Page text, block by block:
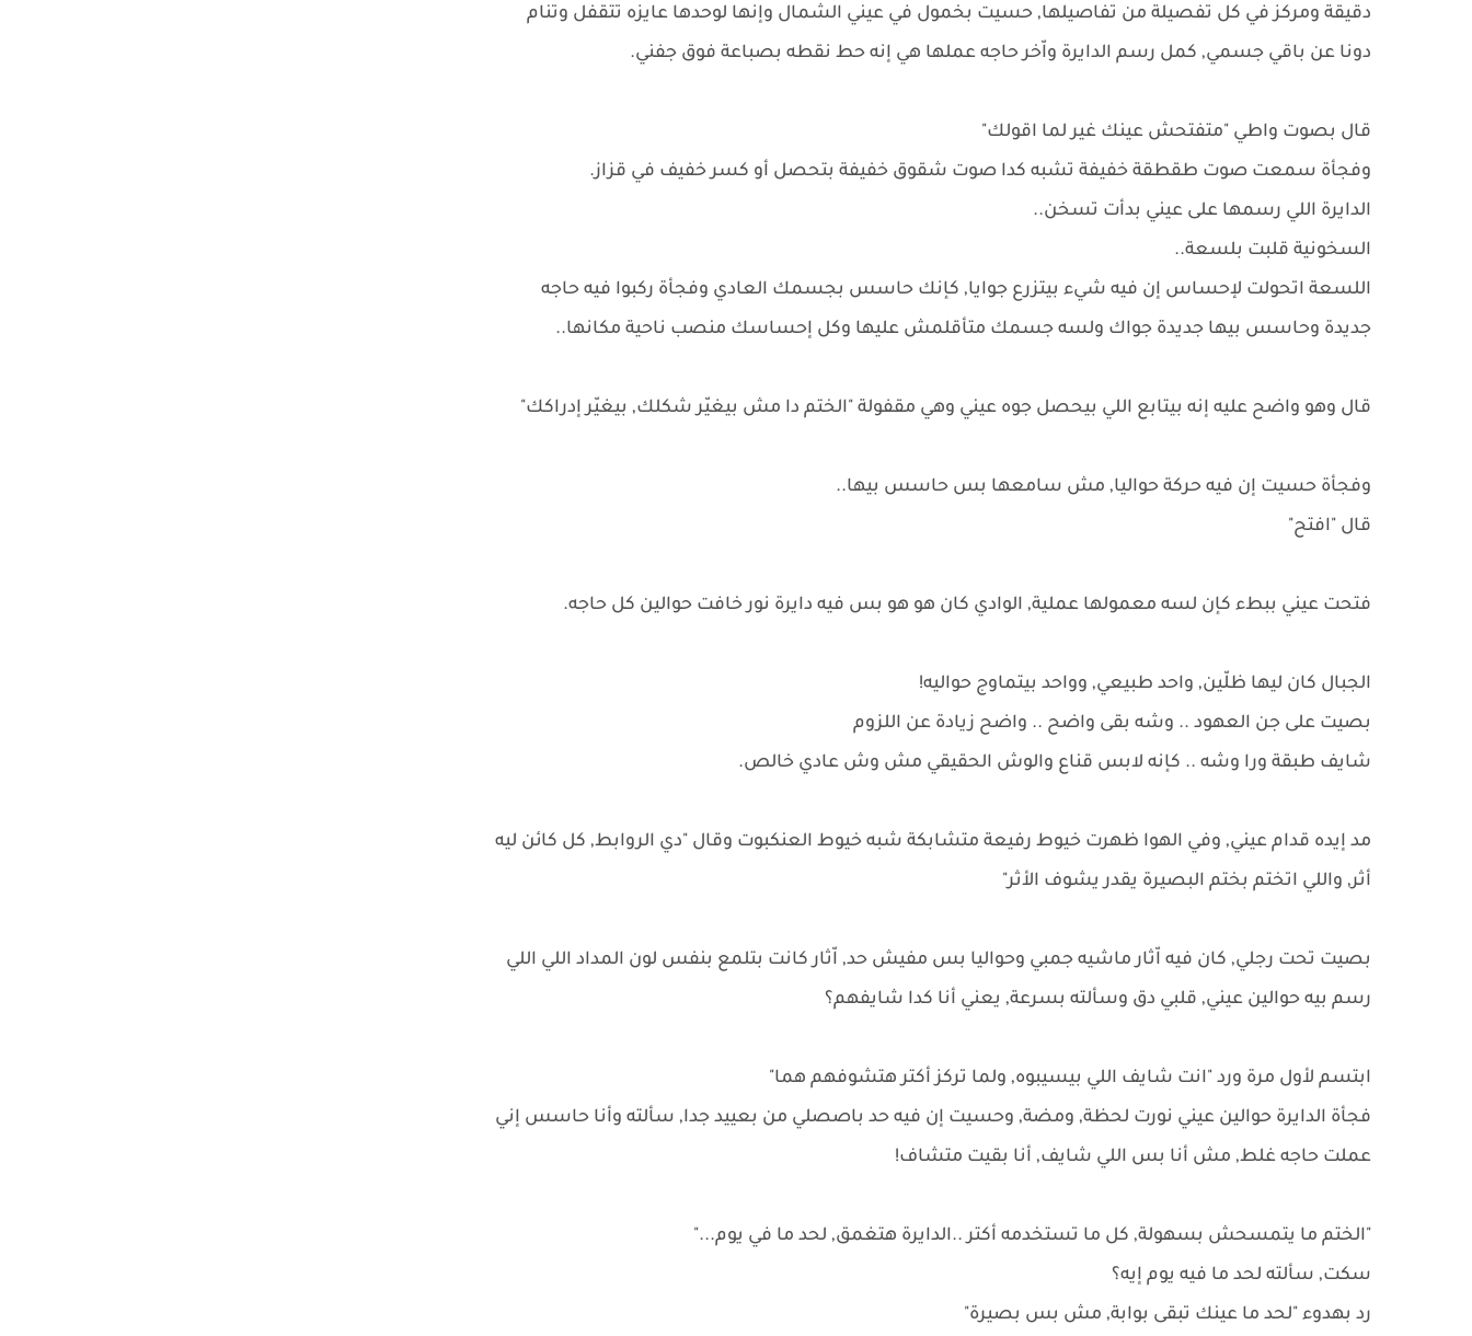
دقيقة ومركز في كل تفصيلة من تفاصيلها, حسيت بخمول في عيني الشمال وإنها لوحدها عايزه تتقفل وتنام
دونا عن باقي جسمي, كمل رسم الدايرة واّخر حاجه عملها هي إنه حط نقطه بصباعة فوق جفني.
قال بصوت واطي "متفتحش عينك غير لما اقولك"
وفجأة سمعت صوت طقطقة خفيفة تشبه كدا صوت شقوق خفيفة بتحصل أو كسر خفيف في قزاز.
الدايرة اللي رسمها على عيني بدأت تسخن..
السخونية قلبت بلسعة..
اللسعة اتحولت لإحساس إن فيه شيء بيتزرع جوايا, كإنك حاسس بجسمك العادي وفجأة ركبوا فيه حاجه
جديدة وحاسس بيها جديدة جواك ولسه جسمك متأقلمش عليها وكل إحساسك منصب ناحية مكانها..
قال وهو واضح عليه إنه بيتابع اللي بيحصل جوه عيني وهي مقفولة "الختم دا مش بيغيّر شكلك, بيغيّر إدراكك"
وفجأة حسيت إن فيه حركة حواليا, مش سامعها بس حاسس بيها..
قال "افتح"
فتحت عيني ببطء كإن لسه معمولها عملية, الوادي كان هو هو بس فيه دايرة نور خافت حوالين كل حاجه.
الجبال كان ليها ظلّين, واحد طبيعي, وواحد بيتماوج حواليه!
بصيت على جن العهود .. وشه بقى واضح .. واضح زيادة عن اللزوم
شايف طبقة ورا وشه .. كإنه لابس قناع والوش الحقيقي مش وش عادي خالص.
مد إيده قدام عيني, وفي الهوا ظهرت خيوط رفيعة متشابكة شبه خيوط العنكبوت وقال "دي الروابط, كل كائن ليه
أثر, واللي اتختم بختم البصيرة يقدر يشوف الأثر"
بصيت تحت رجلي, كان فيه اّثار ماشيه جمبي وحواليا بس مفيش حد, اّثار كانت بتلمع بنفس لون المداد اللي اللي
رسم بيه حوالين عيني, قلبي دق وسألته بسرعة, يعني أنا كدا شايفهم؟
ابتسم لأول مرة ورد "انت شايف اللي بيسيبوه, ولما تركز أكتر هتشوفهم هما"
فجأة الدايرة حوالين عيني نورت لحظة, ومضة, وحسيت إن فيه حد باصصلي من بعييد جدا, سألته وأنا حاسس إني
عملت حاجه غلط, مش أنا بس اللي شايف, أنا بقيت متشاف!
"الختم ما يتمسحش بسهولة, كل ما تستخدمه أكتر ..الدايرة هتغمق, لحد ما في يوم..."
سكت, سألته لحد ما فيه يوم إيه؟
رد بهدوء "لحد ما عينك تبقى بوابة, مش بس بصيرة"